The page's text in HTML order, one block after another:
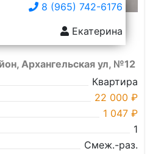
8 (965) 742-6176
Екатерина
Архангельская ул, №12
Квартира
22 000 ₽
1 047 ₽
1
Смеж.-раз.